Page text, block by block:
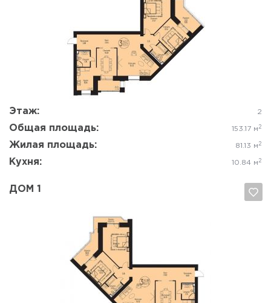
Этаж: 2
Общая площадь: 153.17 м 2
Жилая площадь: 81.13 м 2
Кухня: 10.84 м 2
Да, удалить Отмена
ДОМ 1
Да, удалить Отмена